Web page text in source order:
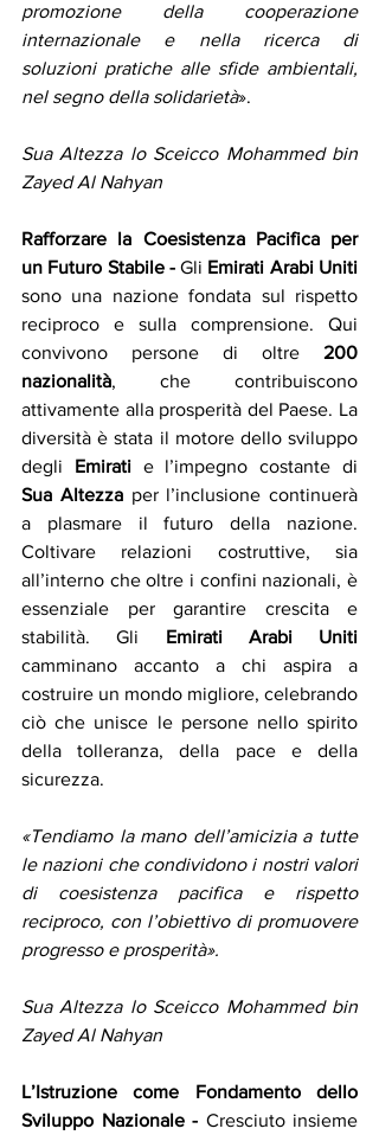
promozione della cooperazione
internazionale e nella ricerca di
soluzioni pratiche alle sfide ambientali,
nel segno della solidarietà».
Sua Altezza lo Sceicco Mohammed bin
Zayed Al Nahyan
Rafforzare la Coesistenza Pacifica per
un Futuro Stabile - Gli
sono una nazione fondata sul rispetto
reciproco e sulla comprensione. Qui
convivono persone di oltre 200
nazionalità, che contribuiscono
attivamente alla prosperità del Paese. La
diversità è stata il motore dello sviluppo
degli Emirati
Sua Altezza per l’inclusione continuerà
a plasmare il futuro della nazione.
Coltivare relazioni costruttive, sia
all’interno che oltre i confini nazionali, è
essenziale per garantire crescita e
stabilità. Gli Emirati Arabi Uniti
camminano accanto a chi aspira a
costruire un mondo migliore, celebrando
ciò che unisce le persone nello spirito
della tolleranza, della pace e della
sicurezza.
«Tendiamo la mano dell’amicizia a tutte
le nazioni che condividono i nostri valori
di coesistenza pacifica e rispetto
reciproco, con l’obiettivo di promuovere
progresso e prosperità».
Sua Altezza lo Sceicco Mohammed bin
Zayed Al Nahyan
L’Istruzione come Fondamento dello
Sviluppo Nazionale - Cresciuto insieme